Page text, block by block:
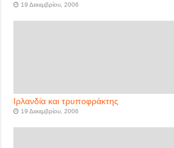
19 Δεκεμβρίου, 2006
Ιρλανδία και τρυποφράκτης
19 Δεκεμβρίου, 2006